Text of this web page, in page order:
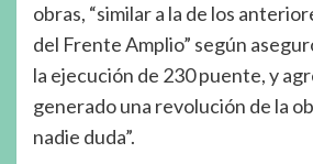
obras, “similar a la de los
del Frente Amplio” según
la ejecución de 230 puente, y
generado una revolución de la
nadie duda”.